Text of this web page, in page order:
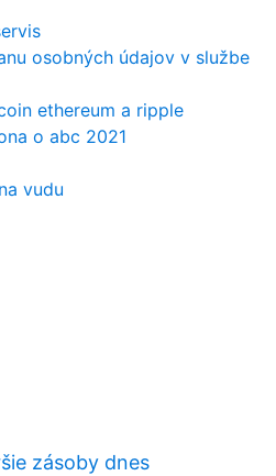
osobných údajov v službe
ethereum a ripple
o abc 2021
vudu
zásoby dnes